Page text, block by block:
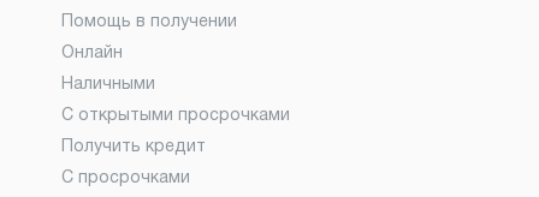
Помощь в получении
Онлайн
Наличными
С открытыми просрочками
Получить кредит
С просрочками